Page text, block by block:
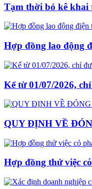
Tạm thời bỏ kê khai
Hợp đồng lao động
Kể từ 01/07/2026,
QUY ĐỊNH VỀ
Hợp đồng thử việc